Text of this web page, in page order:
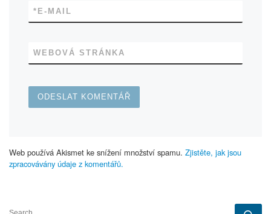
E-MAIL
*
WEBOVÁ STRÁNKA
Web používá Akismet ke snížení množství spamu. Zjistěte, jak jsou
zpracovávány údaje z komentářů.
SEARCH